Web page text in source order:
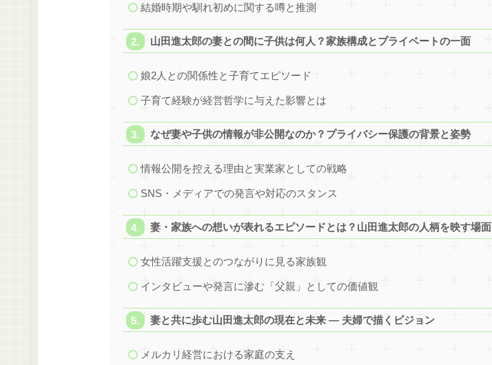
結婚時期や馴れ初めに関する噂と推測
山田進太郎の妻との間に子供は何人？家族構成とプライベートの一面
娘2人との関係性と子育てエピソード
子育て経験が経営哲学に与えた影響とは
なぜ妻や子供の情報が非公開なのか？プライバシー保護の背景と姿勢
情報公開を控える理由と実業家としての戦略
SNS・メディアでの発言や対応のスタンス
妻・家族への想いが表れるエピソードとは？山田進太郎の人柄を映す場面
女性活躍支援とのつながりに見る家族観
インタビューや発言に滲む「父親」としての価値観
妻と共に歩む山田進太郎の現在と未来 ― 夫婦で描くビジョン
メルカリ経営における家庭の支え